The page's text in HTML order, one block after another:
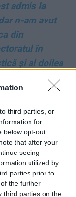
third parties, or
for
below opt-out
that after your
seeing
utilized by
parties prior to
the further
third parties on the
admis la
n-am avut
din
în
și al doilea
într-un
fermitate
“La
senzația